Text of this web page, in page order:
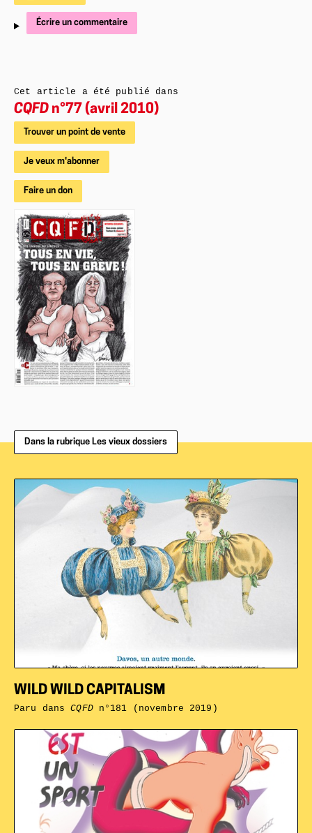
Écrire un commentaire
Cet article a été publié dans
CQFD n°77 (avril 2010)
Trouver un point de vente
Je veux m'abonner
Faire un don
Dans la rubrique Les vieux dossiers
WILD WILD CAPITALISM
Paru dansCQFDn°181 (novembre 2019)